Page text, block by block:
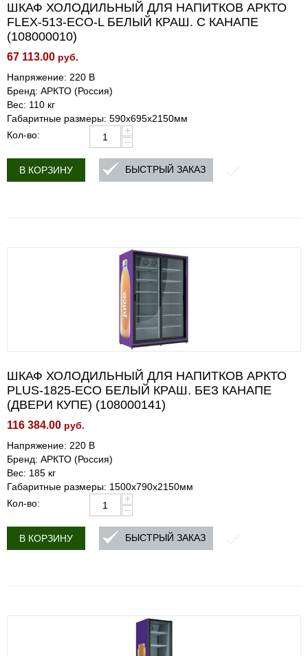
ШКАФ ХОЛОДИЛЬНЫЙ ДЛЯ НАПИТКОВ АРКТО
FLEX-513-ECO-L БЕЛЫЙ КРАШ. C КАНАПЕ
(108000010)
67 113.00 руб.
Напряжение: 220 В
Бренд: АРКТО (Россия)
Вес: 110 кг
Габаритные размеры: 590х695х2150мм
Кол-во:
+
−
В КОРЗИНУ БЫСТРЫЙ ЗАКАЗ
ШКАФ ХОЛОДИЛЬНЫЙ ДЛЯ НАПИТКОВ АРКТО
PLUS-1825-ECO БЕЛЫЙ КРАШ. БЕЗ КАНАПЕ
(ДВЕРИ КУПЕ) (108000141)
116 384.00 руб.
Напряжение: 220 В
Бренд: АРКТО (Россия)
Вес: 185 кг
Габаритные размеры: 1500х790х2150мм
Кол-во:
+
−
В КОРЗИНУ БЫСТРЫЙ ЗАКАЗ